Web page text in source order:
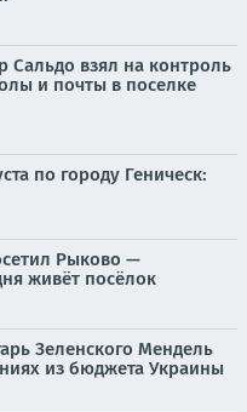
Сальдо взял на контроль
и почты в поселке
по городу Геническ:
Рыково —
живёт посёлок
Зеленского Мендель
из бюджета Украины